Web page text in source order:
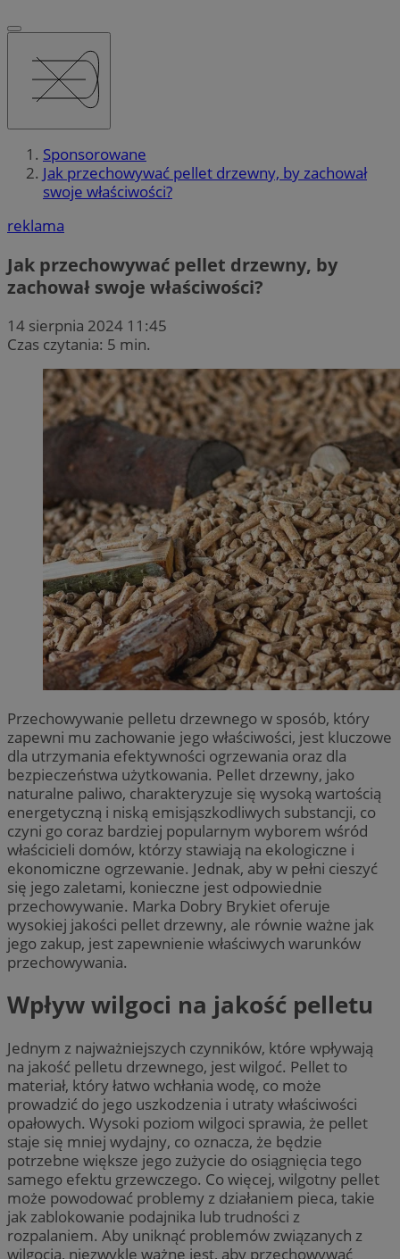
Sponsorowane
Jak przechowywać pellet drzewny, by zachował
swoje właściwości?
reklama
Jak przechowywać pellet drzewny, by
zachował swoje właściwości?
14 sierpnia 2024 11:45
Czas czytania: 5 min.
Przechowywanie pelletu drzewnego w sposób, który
zapewni mu zachowanie jego właściwości, jest kluczowe
dla utrzymania efektywności ogrzewania oraz dla
bezpieczeństwa użytkowania. Pellet drzewny, jako
naturalne paliwo, charakteryzuje się wysoką wartością
energetyczną i niską emisjąszkodliwych substancji, co
czyni go coraz bardziej popularnym wyborem wśród
właścicieli domów, którzy stawiają na ekologiczne i
ekonomiczne ogrzewanie. Jednak, aby w pełni cieszyć
się jego zaletami, konieczne jest odpowiednie
przechowywanie. Marka Dobry Brykiet oferuje
wysokiej jakości pellet drzewny, ale równie ważne jak
jego zakup, jest zapewnienie właściwych warunków
przechowywania.
Wpływ wilgoci na jakość pelletu
Jednym z najważniejszych czynników, które wpływają
na jakość pelletu drzewnego, jest wilgoć. Pellet to
materiał, który łatwo wchłania wodę, co może
prowadzić do jego uszkodzenia i utraty właściwości
opałowych. Wysoki poziom wilgoci sprawia, że pellet
staje się mniej wydajny, co oznacza, że będzie
potrzebne większe jego zużycie do osiągnięcia tego
samego efektu grzewczego. Co więcej, wilgotny pellet
może powodować problemy z działaniem pieca, takie
jak zablokowanie podajnika lub trudności z
rozpalaniem. Aby uniknąć problemów związanych z
wilgocią, niezwykle ważne jest, aby przechowywać